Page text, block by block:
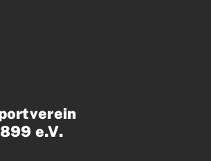
e.V.